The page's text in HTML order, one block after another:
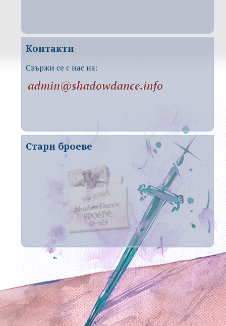
Контакти
Свържи се с нас на:
Стари броеве